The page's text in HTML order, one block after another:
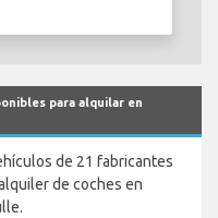
para alquilar en
de 21 fabricantes
de coches en